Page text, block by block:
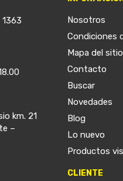
km. 21
–
Nosotros
Condiciones
Mapa del sitio
Contacto
Buscar
Novedades
Blog
Lo nuevo
Productos
CLIENTE